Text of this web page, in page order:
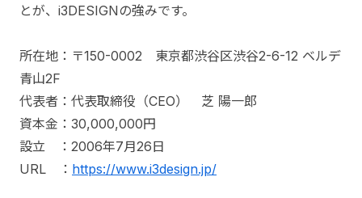
とが、i3DESIGNの強みです。
所在地：〒150-0002 東京都渋谷区渋谷2-6-12 ベルデ
青山2F
代表者：代表取締役（CEO） 芝 陽一郎
資本金：30,000,000円
設立 ：2006年7月26日
URL ： https://www.i3design.jp/